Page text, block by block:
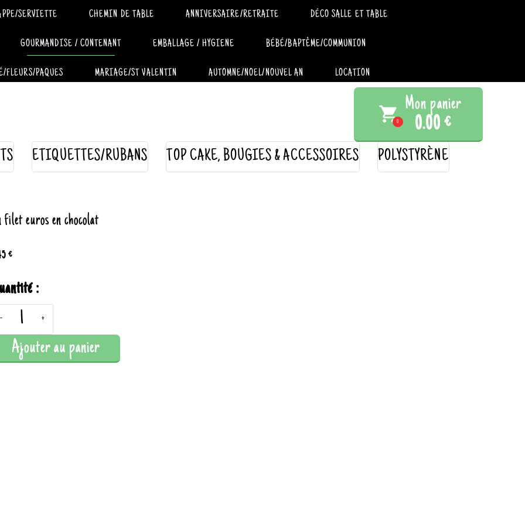
SERVIETTE CHEMIN DE TABLE ANNIVERSAIRE/RETRAITE DÉCO SALLE ET TABLE
GOURMANDISE / CONTENANT EMBALLAGE / HYGIENE BÉBÉ/BAPTÊME/COMMUNION
FLEURS/PAQUES MARIAGE/ST VALENTIN AUTOMNE/NOEL/NOUVEL AN LOCATION
local_grocery_store
0
Mon panier
0.00 €
ETIQUETTES/RUBANS TOP CAKE, BOUGIES & ACCESSOIRES POLYSTYRÈNE
filet euros en chocolat
€
:
- +
Ajouter au panier